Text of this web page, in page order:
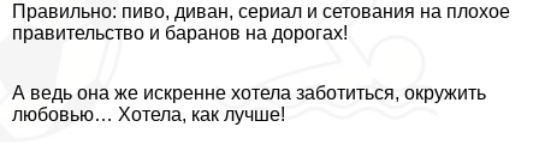
Правильно: пиво, диван, сериал и сетования на плохое
правительство и бapaнов на дорогах!
А ведь она же искренне хотела заботиться, окружить
любовью… Хотела, как лучше!